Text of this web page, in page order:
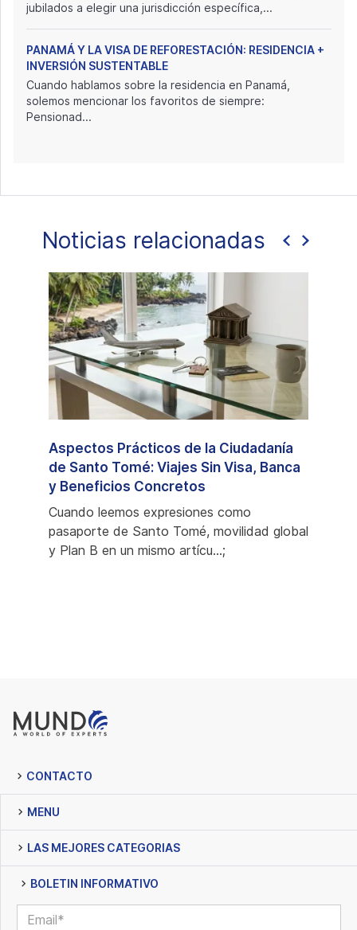
jubilados a elegir una jurisdicción específica,...
PANAMÁ Y LA VISA DE REFORESTACIÓN: RESIDENCIA +
INVERSIÓN SUSTENTABLE
Cuando hablamos sobre la residencia en Panamá,
solemos mencionar los favoritos de siempre:
Pensionad...
Noticias relacionadas
Aspectos Prácticos de la Ciudadanía
de Santo Tomé: Viajes Sin Visa, Banca
y Beneficios Concretos
Cuando leemos expresiones como
pasaporte de Santo Tomé, movilidad global
y Plan B en un mismo artícu...;
CONTACTO
MENU
LAS MEJORES CATEGORIAS
BOLETIN INFORMATIVO